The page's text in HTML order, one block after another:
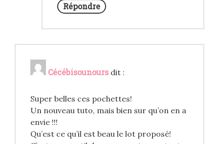
Répondre
Cécébisounours dit :
Super belles ces pochettes!
Un nouveau tuto, mais bien sur qu’on en a
envie !!!
Qu’est ce qu’il est beau le lot proposé!